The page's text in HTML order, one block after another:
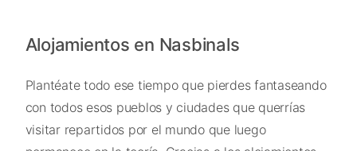
Alojamientos en Nasbinals
Plantéate todo ese tiempo que pierdes fantaseando
con todos esos pueblos y ciudades que querrías
visitar repartidos por el mundo que luego